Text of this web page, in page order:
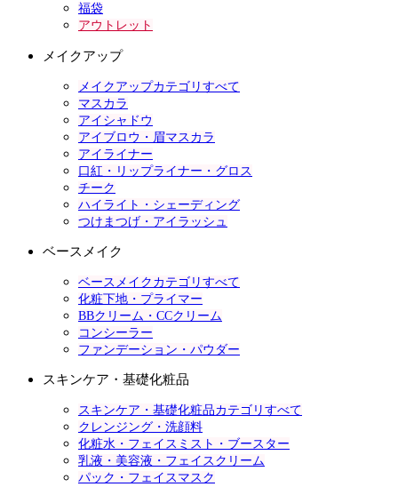
福袋
アウトレット
メイクアップ
メイクアップカテゴリすべて
マスカラ
アイシャドウ
アイブロウ・眉マスカラ
アイライナー
口紅・リップライナー・グロス
チーク
ハイライト・シェーディング
つけまつげ・アイラッシュ
ベースメイク
ベースメイクカテゴリすべて
化粧下地・プライマー
BBクリーム・CCクリーム
コンシーラー
ファンデーション・パウダー
スキンケア・基礎化粧品
スキンケア・基礎化粧品カテゴリすべて
クレンジング・洗顔料
化粧水・フェイスミスト・ブースター
乳液・美容液・フェイスクリーム
パック・フェイスマスク